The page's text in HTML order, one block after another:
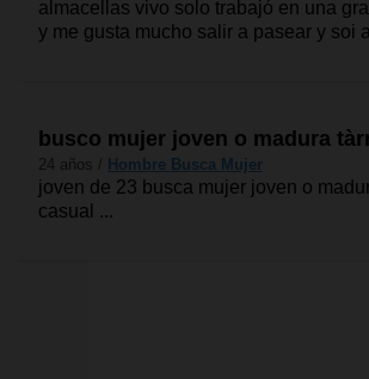
almacellas vivo solo trabajó en una
y me gusta mucho salir a pasear y soi
busco mujer joven o madura
24 años / Hombre Busca Mujer
joven de 23 busca mujer joven o
casual ...